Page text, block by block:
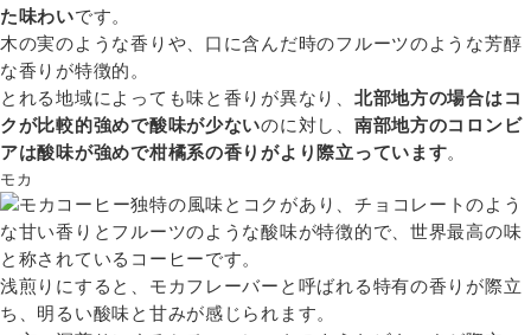
た味わいです。
木の実のような香りや、口に含んだ時のフルーツのような芳醇
な香りが特徴的。
とれる地域によっても味と香りが異なり、 北部地方の場合はコ
クが比較的強めで酸味が少ないのに対し、 南部地方のコロンビ
アは酸味が強めで柑橘系の香りがより際立っています。
モカ
独特の風味とコクがあり、チョコレートのよう
な甘い香りとフルーツのような酸味が特徴的で、世界最高の味
と称されているコーヒーです。
浅煎りにすると、モカフレーバーと呼ばれる特有の香りが際立
ち、明るい酸味と甘みが感じられます。